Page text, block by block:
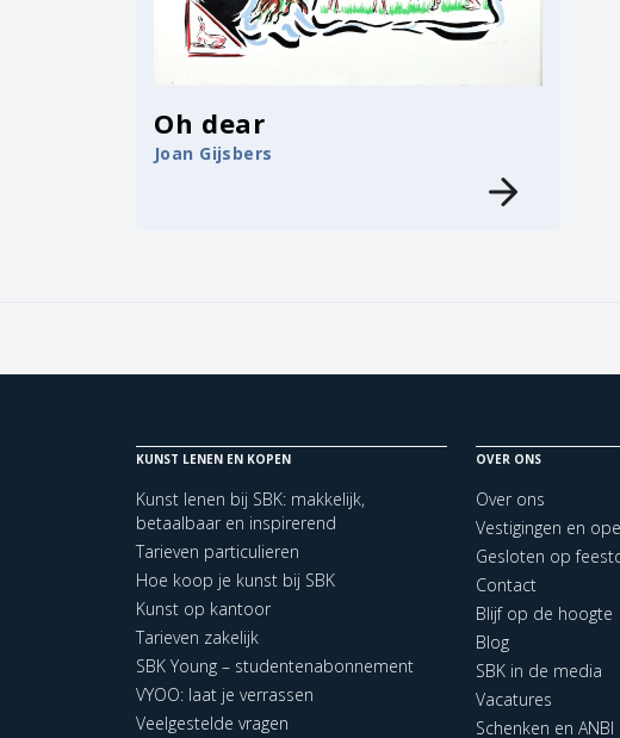
Oh dear
Joan Gijsbers
KUNST LENEN EN KOPEN
Kunst lenen bij SBK: makkelijk,
betaalbaar en inspirerend
Tarieven particulieren
Hoe koop je kunst bij SBK
Kunst op kantoor
Tarieven zakelijk
SBK Young – studentenabonnement
VYOO: laat je verrassen
Veelgestelde vragen
OVER ONS
Over ons
Vestigingen en
Gesloten op
Contact
Blijf op de hoogte
Blog
SBK in de media
Vacatures
Schenken en ANBI